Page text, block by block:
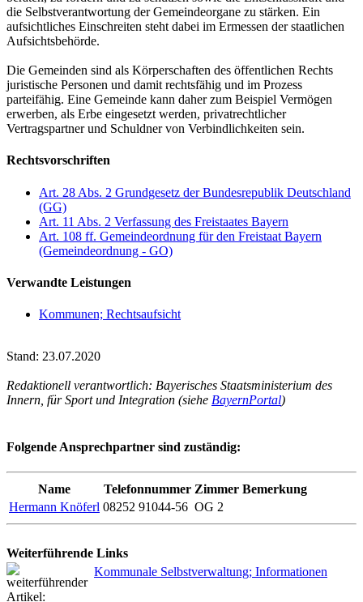
die Selbstverantwortung der Gemeindeorgane zu stärken. Ein
aufsichtliches Einschreiten steht dabei im Ermessen der staatlichen
Aufsichtsbehörde.
Die Gemeinden sind als Körperschaften des öffentlichen Rechts
juristische Personen und damit rechtsfähig und im Prozess
parteifähig. Eine Gemeinde kann daher zum Beispiel Vermögen
erwerben, als Erbe eingesetzt werden, privatrechtlicher
Vertragspartner und Schuldner von Verbindlichkeiten sein.
Rechtsvorschriften
Art. 28 Abs. 2 Grundgesetz der Bundesrepublik Deutschland
(GG)
Art. 11 Abs. 2 Verfassung des Freistaates Bayern
Art. 108 ff. Gemeindeordnung für den Freistaat Bayern
(Gemeindeordnung - GO)
Verwandte Leistungen
Kommunen; Rechtsaufsicht
Stand: 23.07.2020
Redaktionell verantwortlich: Bayerisches Staatsministerium des
Innern, für Sport und Integration (siehe BayernPortal)
Folgende Ansprechpartner sind zuständig:
Name Telefonnummer Zimmer Bemerkung
Hermann Knöferl 08252 91044-56 OG 2
Weiterführende Links
Kommunale Selbstverwaltung; Informationen